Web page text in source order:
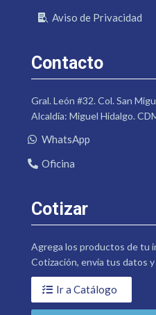
Aviso de Privacidad
Contacto
Gral. León #32. Col. San
Alcaldía: Miguel Hidalgo.
WhatsApp
Oficina
Cotizar
Agrega los productos de tu
Cotización, envía tus datos
Ir a Catálogo